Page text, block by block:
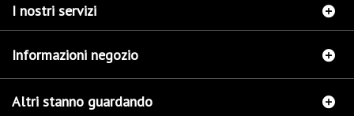
I nostri servizi
Informazioni negozio
Altri stanno guardando